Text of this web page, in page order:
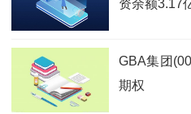
资余额3.17
GBA集团
期权